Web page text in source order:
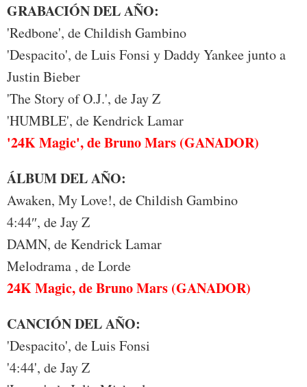
GRABACIÓN DEL AÑO:
'Redbone', de Childish Gambino
'Despacito', de Luis Fonsi y Daddy Yankee junto a
Justin Bieber
'The Story of O.J.', de Jay Z
'HUMBLE', de Kendrick Lamar
'24K Magic', de Bruno Mars (GANADOR)
ÁLBUM DEL AÑO:
Awaken, My Love!, de Childish Gambino
4:44″, de Jay Z
DAMN, de Kendrick Lamar
Melodrama , de Lorde
24K Magic, de Bruno Mars (GANADOR)
CANCIÓN DEL AÑO:
'Despacito', de Luis Fonsi
'4:44', de Jay Z